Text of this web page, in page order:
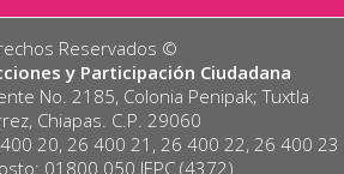
Reservados ©️
y Participación Ciudadana
No. 2185, Colonia Penipak; Tuxtla
Chiapas. C.P. 29060
20, 26 400 21, 26 400 22, 26 400 23
01800 050 IEPC (4372)